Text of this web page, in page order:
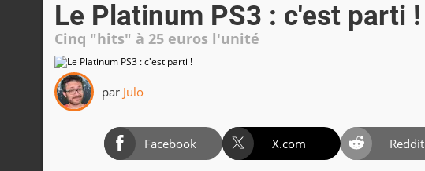
Le Platinum PS3 : c'est parti !
Cinq "hits" à 25 euros l'unité
par Julo
Facebook X.com Reddit